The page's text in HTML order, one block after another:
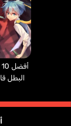
البطل